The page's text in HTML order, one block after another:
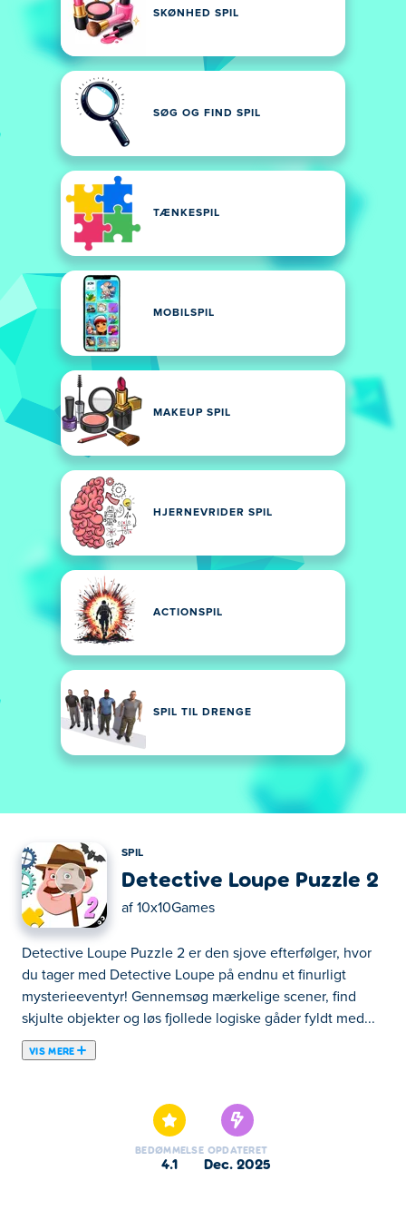
SKØNHED SPIL
SØG OG FIND SPIL
TÆNKESPIL
MOBILSPIL
MAKEUP SPIL
HJERNEVRIDER SPIL
ACTIONSPIL
SPIL TIL DRENGE
SPIL
Detective Loupe Puzzle 2
af 10x10Games
Detective Loupe Puzzle 2 er den sjove efterfølger, hvor
du tager med Detective Loupe på endnu et finurligt
mysterieeventyr! Gennemsøg mærkelige scener, find
skjulte objekter og løs fjollede logiske gåder fyldt med...
VIS MERE
mysterieeventyr! Gennemsøg mærkelige scener, find
skjulte objekter og løs fjollede logiske gåder fyldt med
uventede drejninger og overraskelser. Hvert spor bringer
BEDØMMELSE
4.1
OPDATERET
dec. 2025